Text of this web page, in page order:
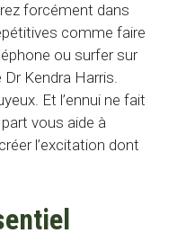
forcément dans
comme faire
ou surfer sur
Dr Kendra Harris.
Et l’ennui ne fait
vous aide à
l’excitation dont